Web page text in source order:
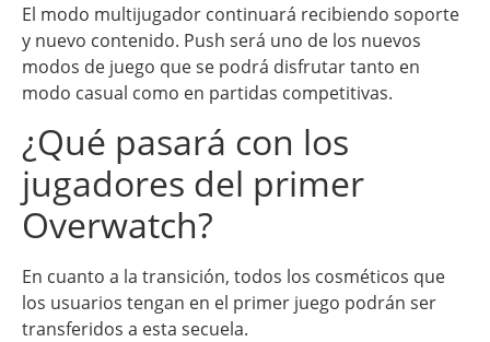
El modo multijugador continuará recibiendo soporte
y nuevo contenido. Push será uno de los nuevos
modos de juego que se podrá disfrutar tanto en
modo casual como en partidas competitivas.
¿Qué pasará con los
jugadores del primer
Overwatch?
En cuanto a la transición, todos los cosméticos que
los usuarios tengan en el primer juego podrán ser
transferidos a esta secuela.